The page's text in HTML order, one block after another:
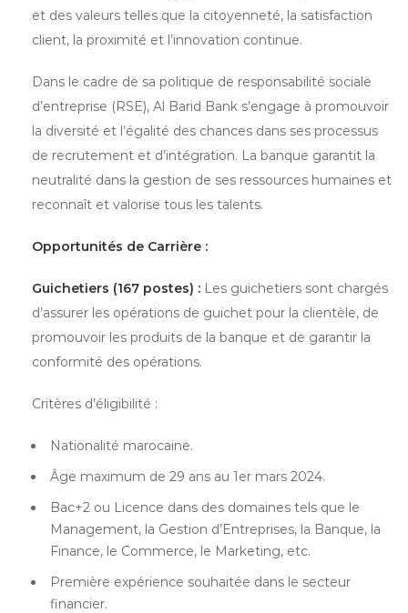
et des valeurs telles que la citoyenneté, la satisfaction
client, la proximité et l’innovation continue.
Dans le cadre de sa politique de responsabilité sociale
d’entreprise (RSE), Al Barid Bank s’engage à promouvoir
la diversité et l’égalité des chances dans ses processus
de recrutement et d’intégration. La banque garantit la
neutralité dans la gestion de ses ressources humaines et
reconnaît et valorise tous les talents.
Opportunités de Carrière :
Guichetiers (167 postes) : Les guichetiers sont chargés
d’assurer les opérations de guichet pour la clientèle, de
promouvoir les produits de la banque et de garantir la
conformité des opérations.
Critères d’éligibilité :
Nationalité marocaine.
Âge maximum de 29 ans au 1er mars 2024.
Bac+2 ou Licence dans des domaines tels que le
Management, la Gestion d’Entreprises, la Banque, la
Finance, le Commerce, le Marketing, etc.
Première expérience souhaitée dans le secteur
financier.